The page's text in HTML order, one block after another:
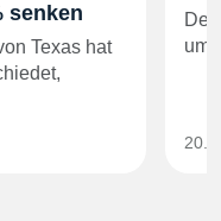
senken
Texas hat
Der
20.